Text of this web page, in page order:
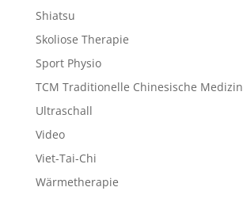
Shiatsu
Skoliose Therapie
Sport Physio
TCM Traditionelle Chinesische Medizin
Ultraschall
Video
Viet-Tai-Chi
Wärmetherapie